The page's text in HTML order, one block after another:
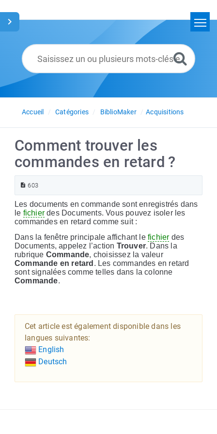
Glossaire
Français
Accueil
Catégories BiblioMaker Acquisitions
Comment trouver les
commandes en retard ?
603
Les documents en commande sont enregistrés dans
le fichier des Documents. Vous pouvez isoler les
commandes en retard comme suit :
Dans la fenêtre principale affichant le fichier des
Documents, appelez l’action Trouver. Dans la
rubrique Commande, choisissez la valeur
Commande en retard . Les commandes en retard
sont signalées comme telles dans la colonne
Commande.
Cet article est également disponible dans les
langues suivantes:
English
Deutsch